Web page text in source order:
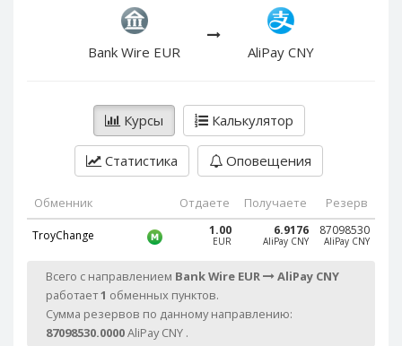
Bank Wire EUR AliPay CNY
Курсы Калькулятор
Статистика Оповещения
Обменник Отдаете Получаете Резерв
TroyChange 1.00
EUR
6.9176
AliPay CNY
87098530
AliPay CNY
Всего с направлением Bank Wire EUR
AliPay CNY
работает1 обменных пунктов.
Сумма резервов по данному направлению:
87098530.0000AliPay CNY .
PayPal NOK
PayPal PLN
PayPal SGD
PayPal SEK
PayPal MYR
Webmoney WMZ
Webmoney WMR
PayPal CZK
PayPal NZD
PayPal NOK
PayPal PLN
PayPal SGD
PayPal SEK
PayPal MYR